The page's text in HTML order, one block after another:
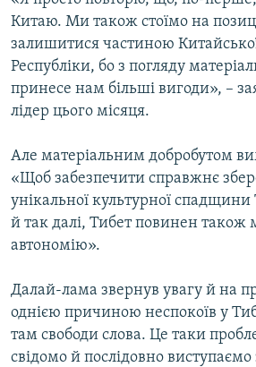
Китаю. Ми також стоїмо на
залишитися частиною
Республіки, бо з погляду
принесе нам більші вигоди», –
лідер цього місяця.
Але матеріальним добробутом
«Щоб забезпечити справжнє
унікальної культурної
й так далі, Тибет повинен також
автономію».
Далай-лама звернув увагу й на
однією причиною неспокоїв у
там свободи слова. Це таки
свідомо й послідовно виступаємо